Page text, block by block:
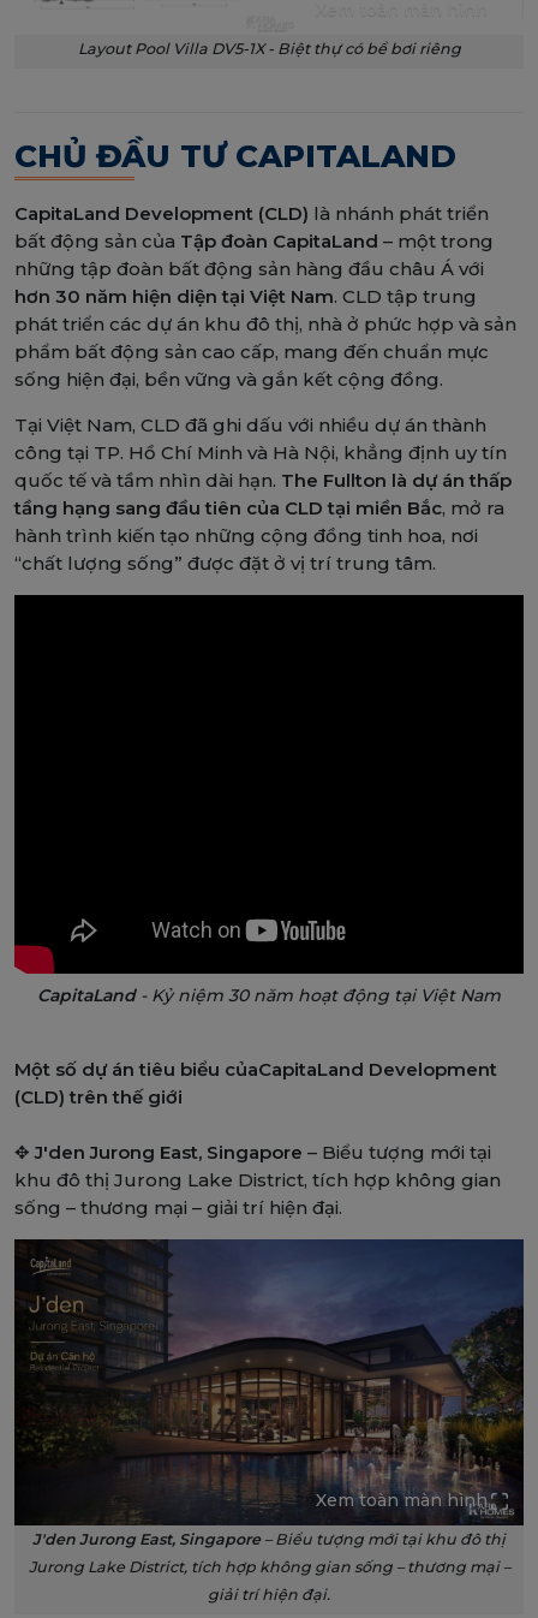
Layout Pool Villa DV5-1X - Biệt thự có bể bơi riêng
CHỦ ĐẦU TƯ CAPITALAND
CapitaLand Development (CLD) là nhánh phát triển
bất động sản của Tập đoàn CapitaLand – một trong
những tập đoàn bất động sản hàng đầu châu Á với
hơn 30 năm hiện diện tại Việt Nam. CLD tập trung
phát triển các dự án khu đô thị, nhà ở phức hợp và sản
phẩm bất động sản cao cấp, mang đến chuẩn mực
sống hiện đại, bền vững và gắn kết cộng đồng.
Tại Việt Nam, CLD đã ghi dấu với nhiều dự án thành
công tại TP. Hồ Chí Minh và Hà Nội, khẳng định uy tín
quốc tế và tầm nhìn dài hạn. The Fullton là dự án thấp
tầng hạng sang đầu tiên của CLD tại miền Bắc, mở ra
hành trình kiến tạo những cộng đồng tinh hoa, nơi
“chất lượng sống” được đặt ở vị trí trung tâm.
CapitaLand - Kỷ niệm 30 năm hoạt động tại Việt Nam
Một số dự án tiêu biểu củaCapitaLand Development
(CLD) trên thế giới
✥J'den Jurong East, Singapore – Biểu tượng mới tại
khu đô thị Jurong Lake District, tích hợp không gian
sống – thương mại – giải trí hiện đại.
Xem toàn màn hình
J'den Jurong East, Singapore– Biểu tượng mới tại khu đô thị
Jurong Lake District, tích hợp không gian sống – thương mại –
giải trí hiện đại.